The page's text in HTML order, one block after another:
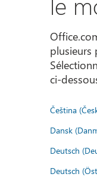
plusieurs
ci-
Čeština
Dansk
Deutsch
Deutsch